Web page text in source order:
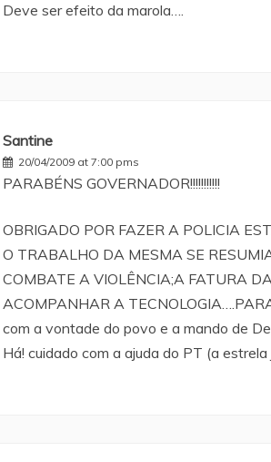
Deve ser efeito da marola….
Santine
20/04/2009 at 7:00 pms
PARABÉNS GOVERNADOR!!!!!!!!!!!
OBRIGADO POR FAZER A POLICIA
O TRABALHO DA MESMA SE
COMBATE A VIOLÊNCIA;A FATURA
ACOMPANHAR A
com a vontade do povo e a mando de
Há! cuidado com a ajuda do PT (a